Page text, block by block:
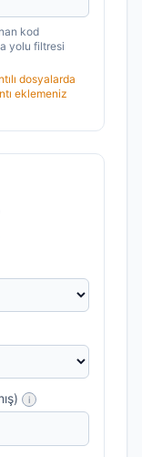
kod
yolu filtresi
dosyalarda
eklemeniz
i